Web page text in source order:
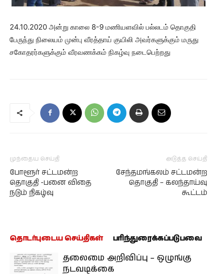
24.10.2020 அன்று காலை 8-9 மணியளவில் பல்லடம் தொகுதி
பேருந்து நிலையம் முன்பு வீரத்தாய் குயிலி அவர்களுக்கும் மருது
சகோதரர்களுக்கும் வீரவணக்கம் நிகழ்வு நடைபெற்றது
முந்தைய செய்தி
போளூர் சட்டமன்ற
தொகுதி -பனை விதை
நடும் நிகழ்வு
அடுத்த செய்தி
சேந்தமங்கலம் சட்டமன்ற
தொகுதி – கலந்தாய்வு
கூட்டம்
தொடர்புடைய செய்திகள் பரிந்துரைக்கப்படுபவை
தலைமை அறிவிப்பு – ஒழுங்கு
நடவடிக்கை